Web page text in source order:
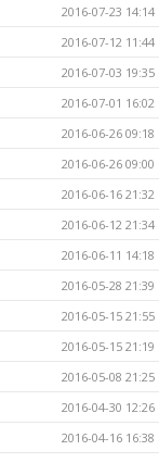
2016-07-23 14:14
2016-07-12 11:44
2016-07-03 19:35
2016-07-01 16:02
2016-06-26 09:18
2016-06-26 09:00
2016-06-16 21:32
2016-06-12 21:34
2016-06-11 14:18
2016-05-28 21:39
2016-05-15 21:55
2016-05-15 21:19
2016-05-08 21:25
2016-04-30 12:26
2016-04-16 16:38